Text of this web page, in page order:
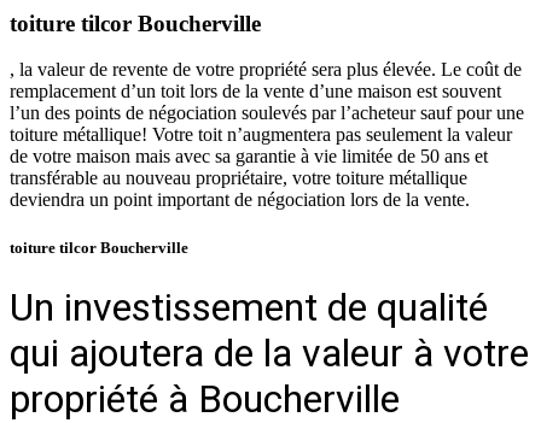
toiture tilcor Boucherville
, la valeur de revente de votre propriété sera plus élevée. Le coût de
remplacement d’un toit lors de la vente d’une maison est souvent
l’un des points de négociation soulevés par l’acheteur sauf pour une
toiture métallique! Votre toit n’augmentera pas seulement la valeur
de votre maison mais avec sa garantie à vie limitée de 50 ans et
transférable au nouveau propriétaire, votre toiture métallique
deviendra un point important de négociation lors de la vente.
toiture tilcor Boucherville
Un investissement de qualité
qui ajoutera de la valeur à votre
propriété à Boucherville